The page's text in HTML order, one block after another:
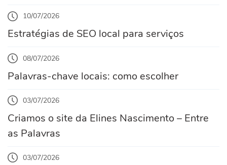
10/07/2026
Estratégias de SEO local para serviços
08/07/2026
Palavras-chave locais: como escolher
03/07/2026
Criamos o site da Elines Nascimento – Entre
as Palavras
03/07/2026